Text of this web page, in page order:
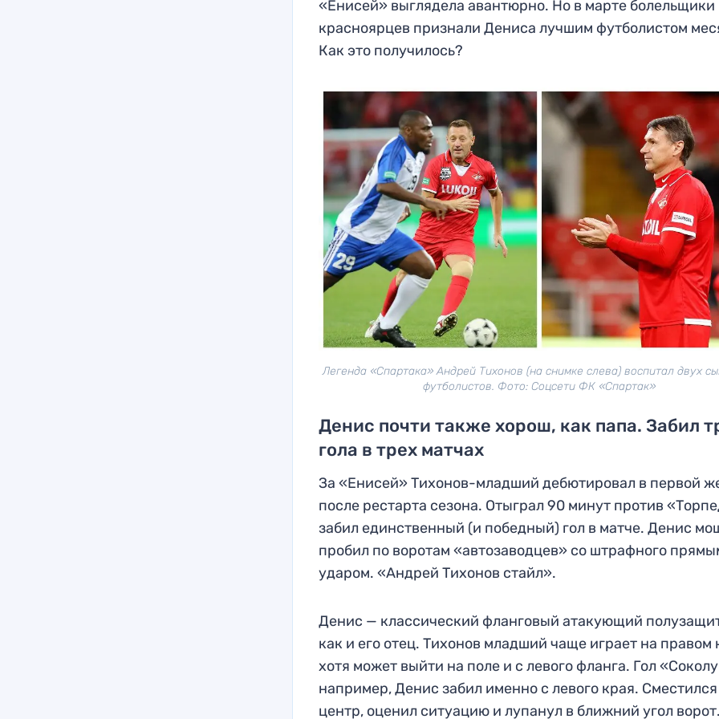
«Енисей» выглядела авантюрно. Но в марте болельщики
красноярцев признали Дениса лучшим футболистом
Как это получилось?
Легенда «Спартака» Андрей Тихонов (на снимке слева) воспитал двух
футболистов. Фото: Соцсети ФК «Спартак»
Денис почти также хорош, как папа. Забил
гола в трех матчах
За «Енисей» Тихонов-младший дебютировал в первой
после рестарта сезона. Отыграл 90 минут против
забил единственный (и победный) гол в матче. Денис
пробил по воротам «автозаводцев» со штрафного
ударом. «Андрей Тихонов стайл».
Денис — классический фланговый атакующий
как и его отец. Тихонов младший чаще играет на правом
хотя может выйти на поле и с левого фланга. Гол
например, Денис забил именно с левого края.
центр, оценил ситуацию и лупанул в ближний угол